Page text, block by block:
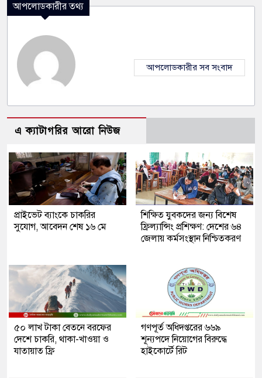
আপলোডকারীর তথ্য
আপলোডকারীর সব সংবাদ
এ ক্যাটাগরির আরো নিউজ
প্রাইভেট ব্যাংকে চাকরির
সুযোগ, আবেদন শেষ ১৬ মে
শিক্ষিত যুবকদের জন্য বিশেষ
ফ্রিল্যান্সিং প্রশিক্ষণ: দেশের ৬৪
জেলায় কর্মসংস্থান নিশ্চিতকরণ
৫০ লাখ টাকা বেতনে বরফের
দেশে চাকরি, থাকা-খাওয়া ও
যাতায়াত ফ্রি
গণপূর্ত অধিদপ্তরের ৬৬৯
শূন্যপদে নিয়োগের বিরুদ্ধে
হাইকোর্টে রিট